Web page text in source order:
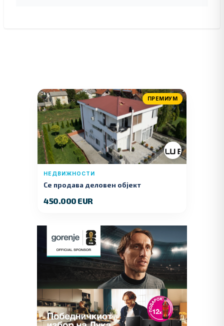
ПРЕМИУМ
НЕДВИЖНОСТИ
Се продава деловен објект
450.000 EUR